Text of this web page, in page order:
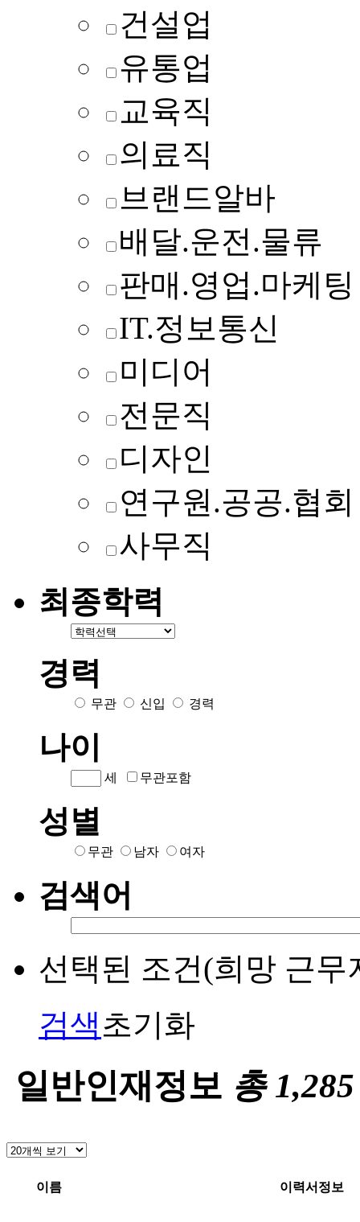
건설업
유통업
교육직
의료직
브랜드알바
배달.운전.물류
판매.영업.마케팅
IT.정보통신
미디어
전문직
디자인
연구원.공공.협회
사무직
최종학력
경력
무관 신입 경력
나이
세 무관포함
성별
무관 남자 여자
검색어
선택된 조건(희망 근
검색초기화
일반인재정보 총 1,285
이름 이력서정보